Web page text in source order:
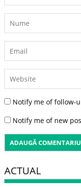
Notify me of follow-
Notify me of new
ACTUAL